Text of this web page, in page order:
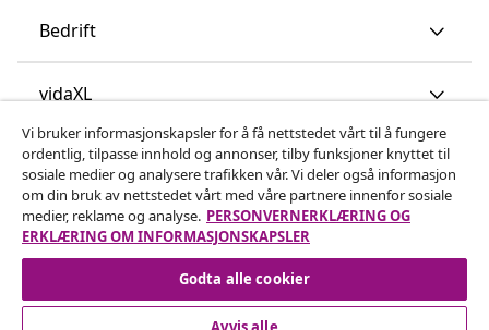
Bedrift
vidaXL
Oppdag mer
Vi bruker informasjonskapsler for å få nettstedet vårt til å fungere
ordentlig, tilpasse innhold og annonser, tilby funksjoner knyttet til
sosiale medier og analysere trafikken vår. Vi deler også informasjon
om din bruk av nettstedet vårt med våre partnere innenfor sosiale
medier, reklame og analyse. PERSONVERNERKLÆRING OG
ERKLÆRING OM INFORMASJONSKAPSLER
Godta alle cookier